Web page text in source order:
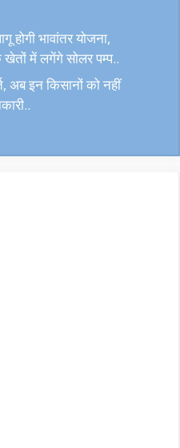
होगी भावांतर योजना,
में लगेंगे सोलर पम्प..
अब इन किसानों को नहीं